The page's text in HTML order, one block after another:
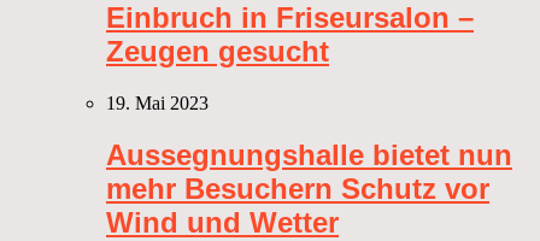
Einbruch in Friseursalon –
Zeugen gesucht
19. Mai 2023
Aussegnungshalle bietet nun
mehr Besuchern Schutz vor
Wind und Wetter